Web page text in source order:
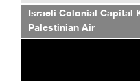
Israeli Colonial Capital
Palestinian Air